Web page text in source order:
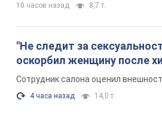
10 часов назад 8,7 т.
"Не следит за
оскорбил женщину после
Сотрудник салона оценил
4 часа назад 14,0 т.